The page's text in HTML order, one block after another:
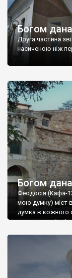
Богом
Друга частина
насиченою ніж
Богом
Феодосія (Кафа-
мою думку) міст
думка в кожного
запрошую